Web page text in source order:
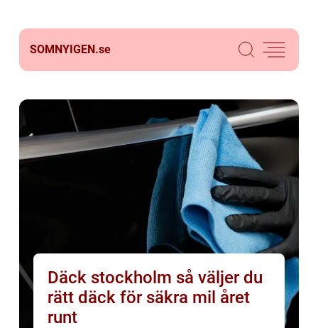
SOMNYIGEN.se
Däck stockholm så väljer du
rätt däck för säkra mil året
runt